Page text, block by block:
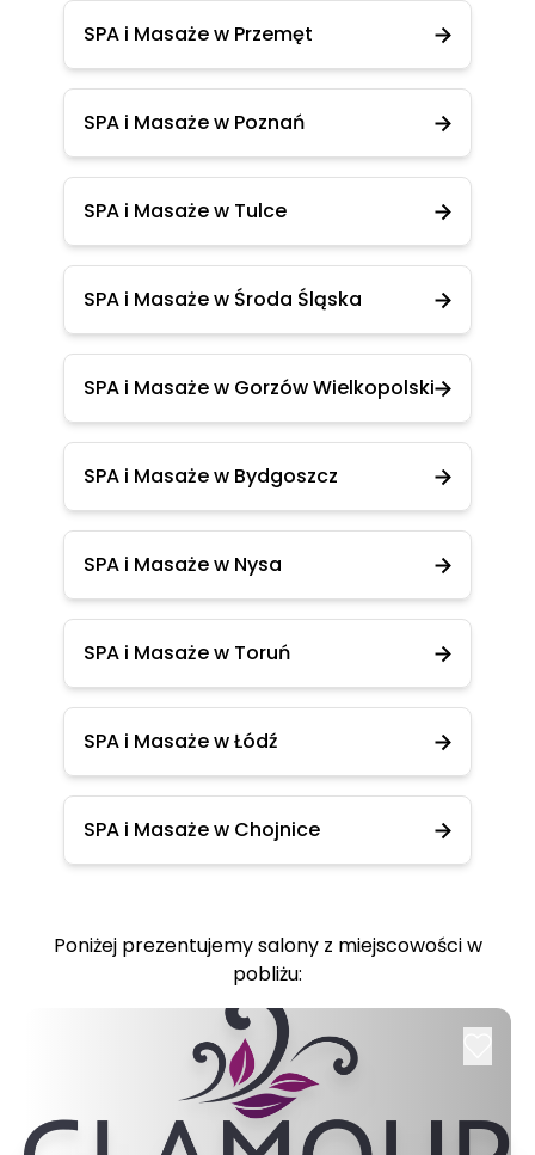
SPA i Masaże w Przemęt
SPA i Masaże w Poznań
SPA i Masaże w Tulce
SPA i Masaże w Środa Śląska
SPA i Masaże w Gorzów Wielkopolski
SPA i Masaże w Bydgoszcz
SPA i Masaże w Nysa
SPA i Masaże w Toruń
SPA i Masaże w Łódź
SPA i Masaże w Chojnice
Poniżej prezentujemy salony z miejscowości w
pobliżu: